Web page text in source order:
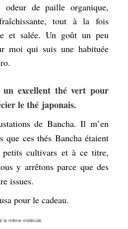
odeur de paille organique,
tout à la fois
et salée. Un goût un peu
moi qui suis une habituée
un excellent thé vert pour
le thé japonais.
de Bancha. Il m’en
que ces thés Bancha étaient
petits cultivars et à ce titre,
y arrêtons parce que des
issues.
pour le cadeau.
la même molécule.